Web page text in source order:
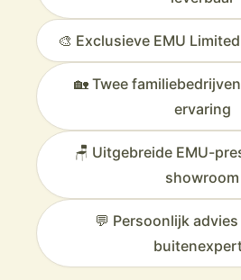
🎨 Exclusieve EMU
🏡 Twee
ervaring
🪑 Uitgebreide EMU-
showroom
💬 Persoonlijk